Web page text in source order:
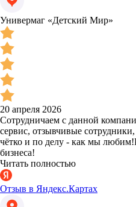
Универмаг «Детский Мир»
20 апреля 2026
Сотрудничаем с данной
сервис, отзывчивые
чётко и по делу - как мы
бизнеса!
Читать полностью
Отзыв в Яндекс.Картах